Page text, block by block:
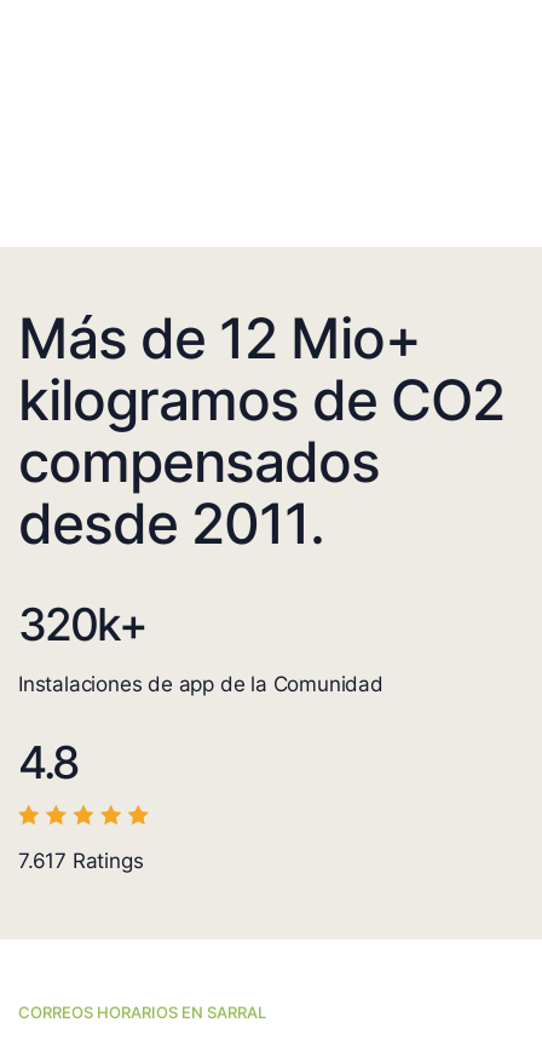
Más de 12 Mio+
kilogramos de CO2
compensados
desde 2011.
320k+
Instalaciones de app de la Comunidad
4.8
7.617 Ratings
CORREOS HORARIOS EN SARRAL